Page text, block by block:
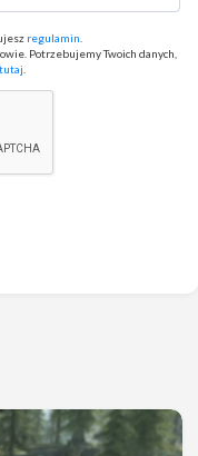
regulamin.
Potrzebujemy Twoich danych,
tutaj.